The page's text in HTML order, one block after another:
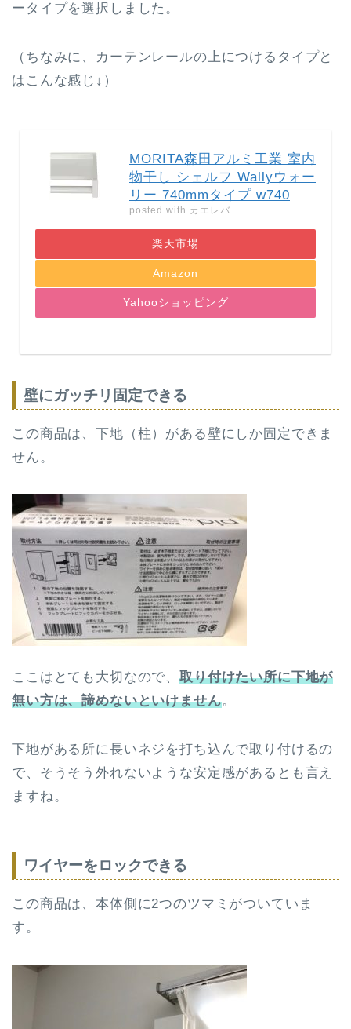
ータイプを選択しました。
（ちなみに、カーテンレールの上につけるタイプと
はこんな感じ↓）
MORITA森田アルミ工業 室内
物干し シェルフ Wallyウォー
リー 740mmタイプ w740
posted with カエレバ
楽天市場
Amazon
Yahooショッピング
壁にガッチリ固定できる
この商品は、下地（柱）がある壁にしか固定できま
せん。
ここはとても大切なので、取り付けたい所に下地が
無い方は、諦めないといけません。
下地がある所に長いネジを打ち込んで取り付けるの
で、そうそう外れないような安定感があるとも言え
ますね。
ワイヤーをロックできる
この商品は、本体側に2つのツマミがついていま
す。